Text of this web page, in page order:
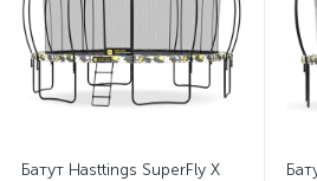
Батут Hasttings SuperFly X